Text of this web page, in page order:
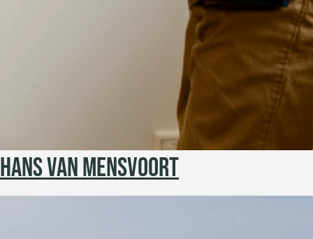
HANS VAN MENSVOORT